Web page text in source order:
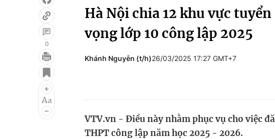
Điện ảnh
Âm nhạc
Chất lượng cuộc sống
0
Hà Nội chia 12 khu vực
vọng lớp 10 công lập 2025
Khánh Nguyễn (t/h)26/03/2025 17:27 GMT+7
VTV.vn - Điều này nhằm phục vụ cho việc
THPT công lập năm học 2025 - 2026.